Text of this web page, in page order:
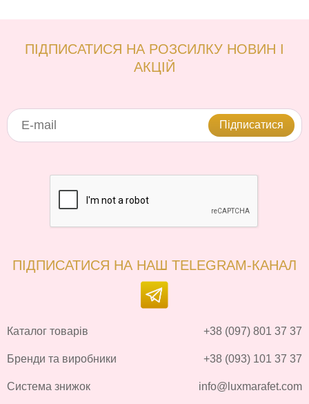
ПІДПИСАТИСЯ НА РОЗСИЛКУ НОВИН І
АКЦІЙ
Підписатися
ПІДПИСАТИСЯ НА НАШ TELEGRAM-КАНАЛ
Каталог товарів
Бренди та виробники
Система знижок
+38 (097) 801 37 37
+38 (093) 101 37 37
info@luxmarafet.com